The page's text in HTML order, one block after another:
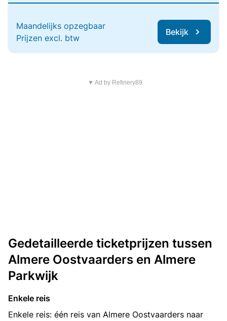
Maandelijks opzegbaar
Prijzen excl. btw
Bekijk
▼ Ad by Refinery89
Gedetailleerde ticketprijzen tussen
Almere Oostvaarders en Almere
Parkwijk
Enkele reis
Enkele reis: één reis van Almere Oostvaarders naar